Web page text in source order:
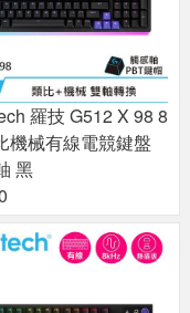
羅技 G512 X 98 8
機械有線電競鍵盤
黑